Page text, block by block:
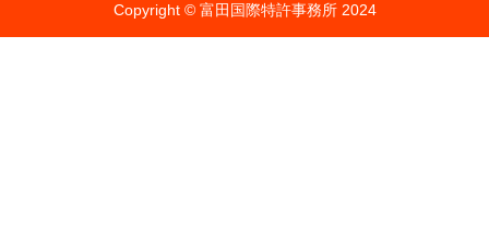
Copyright © 富田国際特許事務所 2024